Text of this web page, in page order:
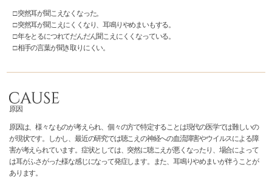
突然耳が聞こえなくなった。
突然耳が聞こえにくくなり、耳鳴りやめまいもする。
年をとるにつれてだんだん聞こえにくくなっている。
相手の言葉が聞き取りにくい。
原因
原因は、様々なものが考えられ、個々の方で特定することは現代の医学では難しいの
が現状です。しかし、最近の研究では聴こえの神経への血流障害やウイルスによる障
害が考えられています。症状としては、突然に聴こえが悪くなったり、場合によって
は耳がふさがった様な感じになって発症します。また、耳鳴りやめまいが伴うことが
あります。